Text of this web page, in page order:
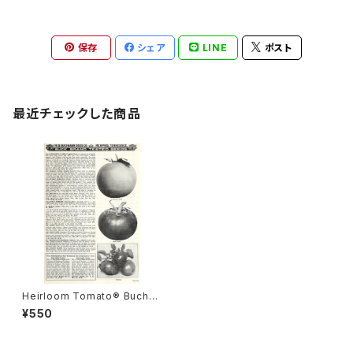
保存 シェア LINE ポスト
最近チェックした商品
Heirloom Tomato® Buchan
an's Chalk's Jewel(Bright
Scarlet) エアルーム・トマト・ブ
¥550